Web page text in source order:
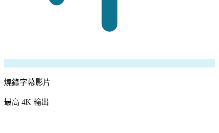
燒錄字幕影片
最高 4K 輸出